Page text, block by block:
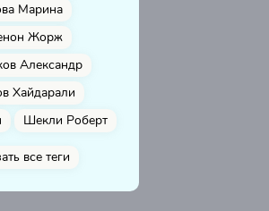
Марина
Жорж
Александр
Хайдарали
Шекли Роберт
все теги